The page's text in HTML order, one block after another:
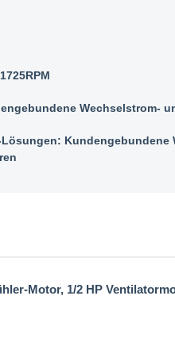
Wechselstrom-
Lösungen: Kundengebundene
Motor, 1/2 HP